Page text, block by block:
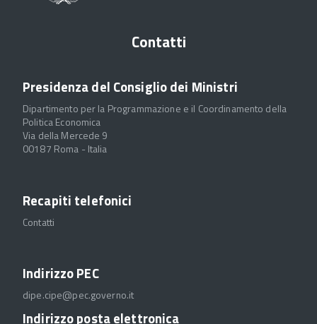
Contatti
Presidenza del Consiglio dei Ministri
Dipartimento per la Programmazione e il Coordinamento della
Politica Economica
Via della Mercede 9
00187 Roma - Italia
Recapiti telefonici
Contatti
Indirizzo PEC
dipe.cipe@pec.governo.it
Indirizzo posta elettronica